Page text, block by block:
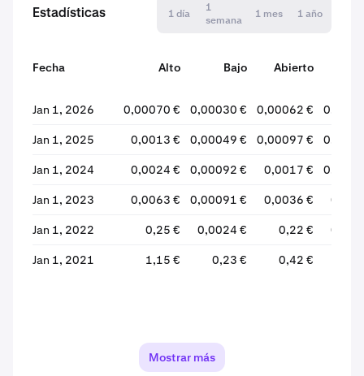
Estadísticas 1 día
1
semana
1 mes 1 año
Fecha Alto Bajo Abierto
Jan 1, 2026 0,00070 € 0,00030 € 0,00062 €
Jan 1, 2025 0,0013 € 0,00049 € 0,00097 €
Jan 1, 2024 0,0024 € 0,00092 € 0,0017 €
Jan 1, 2023 0,0063 € 0,00091 € 0,0036 €
Jan 1, 2022 0,25 € 0,0024 € 0,22 €
Jan 1, 2021 1,15 € 0,23 € 0,42 €
Mostrar más